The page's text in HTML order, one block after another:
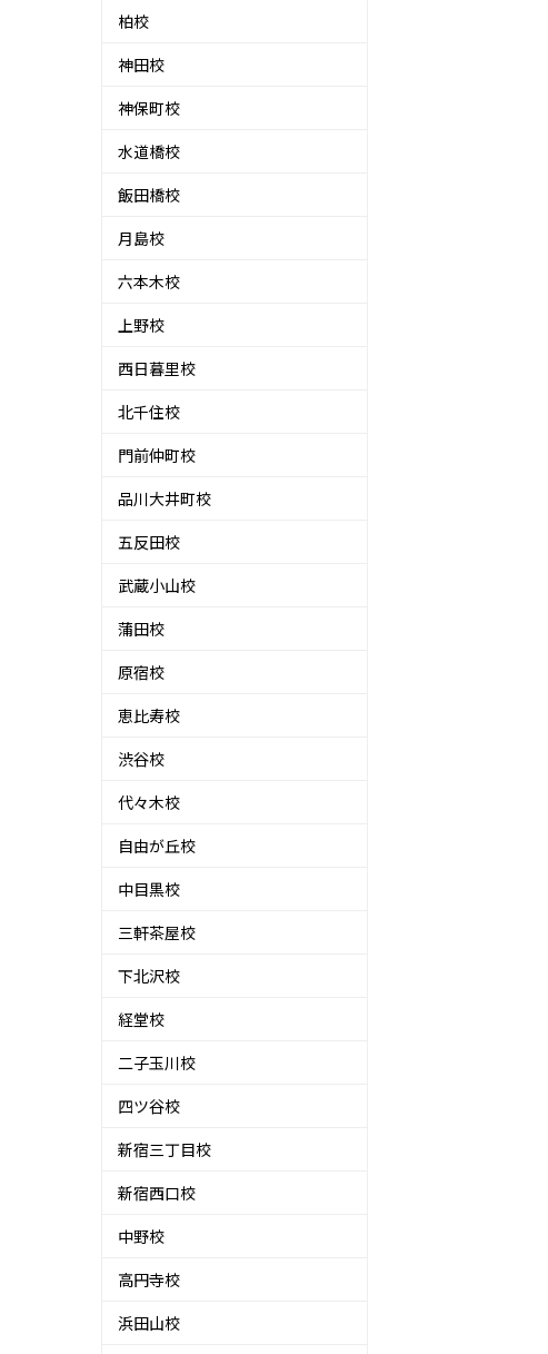
柏校
神田校
神保町校
水道橋校
飯田橋校
月島校
六本木校
上野校
西日暮里校
北千住校
門前仲町校
品川大井町校
五反田校
武蔵小山校
蒲田校
原宿校
恵比寿校
渋谷校
代々木校
自由が丘校
中目黒校
三軒茶屋校
下北沢校
経堂校
二子玉川校
四ツ谷校
新宿三丁目校
新宿西口校
中野校
高円寺校
浜田山校